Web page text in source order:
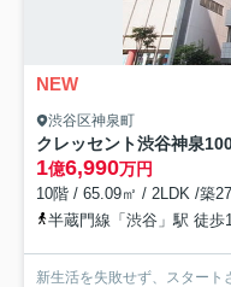
NEW
渋谷区神泉町
クレッセント渋谷神泉
1億6,990万円
10階 / 65.09㎡ / 2LDK /築
半蔵門線「渋谷」駅 徒歩
新生活を失敗せず、スタート